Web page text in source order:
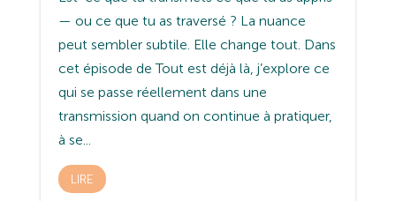
— ou ce que tu as traversé ? La nuance
peut sembler subtile. Elle change tout. Dans
cet épisode de Tout est déjà là, j’explore ce
qui se passe réellement dans une
transmission quand on continue à pratiquer,
à se...
LIRE